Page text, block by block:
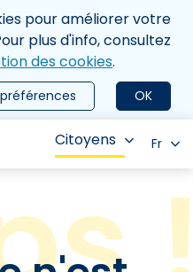
pour améliorer votre
plus d'info, consultez
des cookies.
OK
Citoyens Fr